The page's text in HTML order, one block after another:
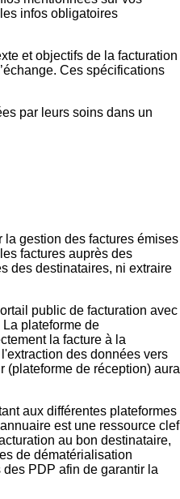
infos obligatoires
et objectifs de la facturation
Ces spécifications
par leurs soins dans un
gestion des factures émises
factures auprès des
des destinataires, ni extraire
public de facturation avec
La plateforme de
la facture à la
des données vers
(plateforme de réception) aura
aux différentes plateformes
est une ressource clef
au bon destinataire,
de dématérialisation
PDP afin de garantir la